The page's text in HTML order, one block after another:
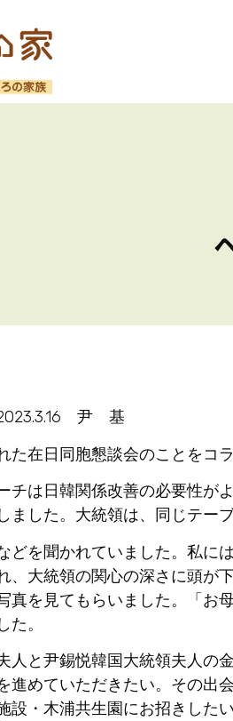
尹 基
在日同胞懇談会のことをコ
チは日韓関係改善の必要性が
ました。大統領は、同じテー
どを聞かれていました。私に
、大統領の関心の深さに頭が
真を見てもらいました。「お
。
人と尹錫悦韓国大統領夫人の
進めていただきたい。その
設・木浦共生園にお招きしたい